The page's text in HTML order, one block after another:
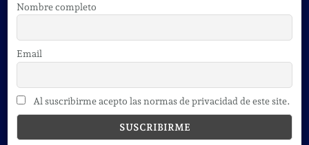
Nombre completo
Email
Al suscribirme acepto las normas de privacidad de este site.